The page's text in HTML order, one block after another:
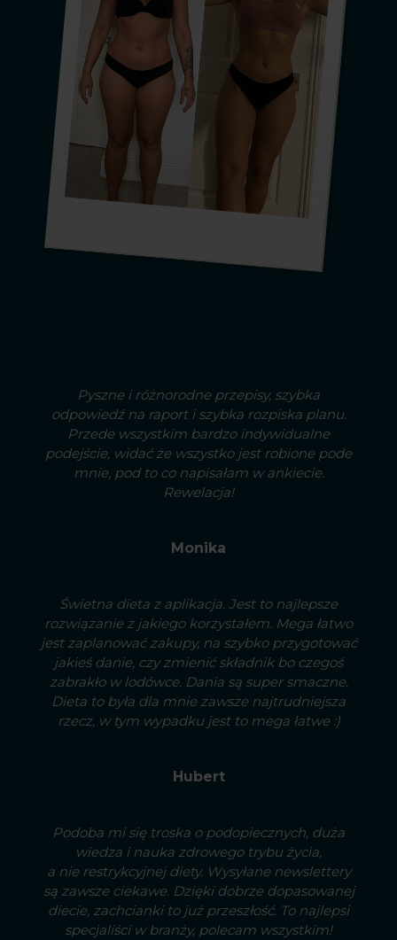
Pyszne i różnorodne przepisy, szybka
odpowiedź na raport i szybka rozpiska planu.
Przede wszystkim bardzo indywidualne
podejście, widać że wszystko jest robione pode
mnie, pod to co napisałam w ankiecie.
Rewelacja!
Monika
Świetna dieta z aplikacja. Jest to najlepsze
rozwiązanie z jakiego korzystałem. Mega łatwo
jest zaplanować zakupy, na szybko przygotować
jakieś danie, czy zmienić składnik bo czegoś
zabrakło w lodówce. Dania są super smaczne.
Dieta to była dla mnie zawsze najtrudniejsza
rzecz, w tym wypadku jest to mega łatwe :)
Hubert
Podoba mi się troska o podopiecznych, duża
wiedza i nauka zdrowego trybu życia,
a nie restrykcyjnej diety. Wysyłane newslettery
są zawsze ciekawe. Dzięki dobrze dopasowanej
diecie, zachcianki to już przeszłość. To najlepsi
specjaliści w branży, polecam wszystkim!